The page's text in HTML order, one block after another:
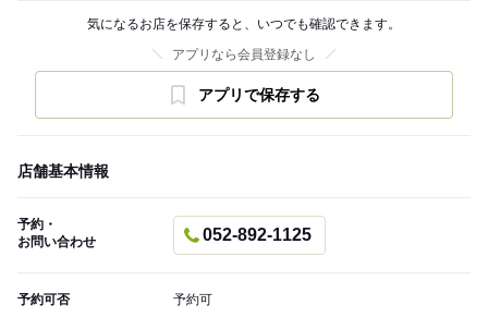
気になるお店を保存すると、いつでも確認できます。
アプリなら会員登録なし
アプリで保存する
店舗基本情報
予約・
お問い合わせ
052-892-1125
予約可否 予約可